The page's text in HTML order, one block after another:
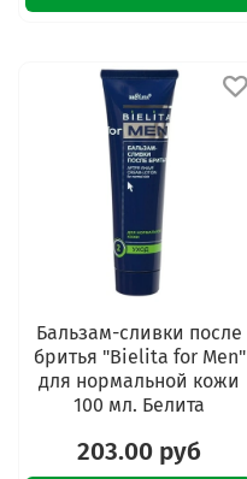
Бальзам-сливки после
бритья "Bielita for Men"
для нормальной кожи
100 мл. Белита
203.00 руб